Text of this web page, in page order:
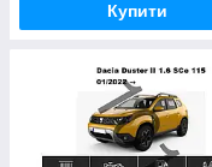
Купити